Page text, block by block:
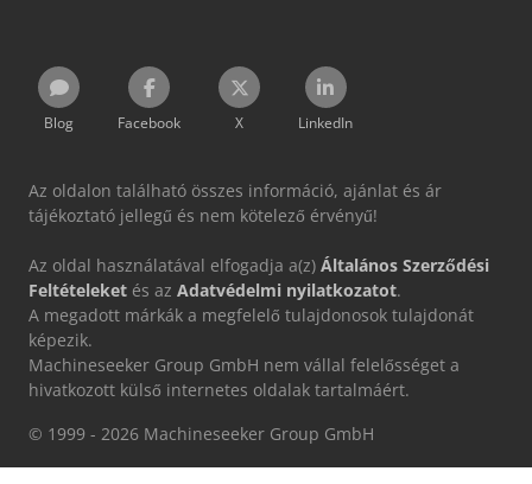
Blog Facebook X LinkedIn
Az oldalon található összes információ, ajánlat és ár
tájékoztató jellegű és nem kötelező érvényű!
Az oldal használatával elfogadja a(z) Általános Szerződési
Feltételeket és az Adatvédelmi nyilatkozatot.
A megadott márkák a megfelelő tulajdonosok tulajdonát
képezik.
Machineseeker Group GmbH nem vállal felelősséget a
hivatkozott külső internetes oldalak tartalmáért.
© 1999 - 2026 Machineseeker Group GmbH